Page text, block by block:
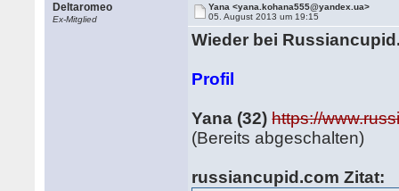
Deltaromeo
Ex-Mitglied
Yana <yana.kohana555@yandex.ua>
05. August 2013 um 19:15
Wieder bei
Profil
Yana (32) https://
(Bereits abgeschalten)
russiancupid.com Zitat: